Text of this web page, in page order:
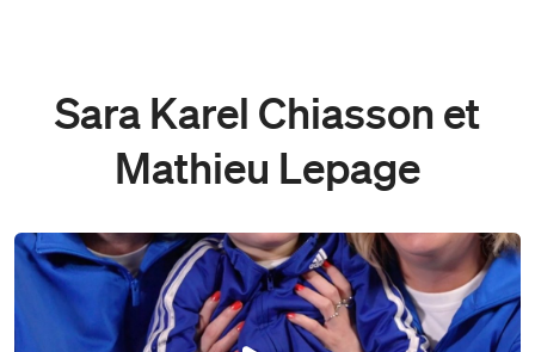
Sara Karel Chiasson et
Mathieu Lepage